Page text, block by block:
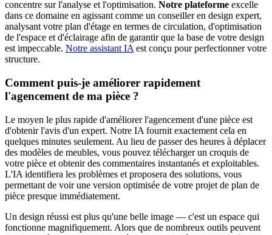
concentre sur l'analyse et l'optimisation. Notre plateforme excelle
dans ce domaine en agissant comme un conseiller en design expert,
analysant votre plan d'étage en termes de circulation, d'optimisation
de l'espace et d'éclairage afin de garantir que la base de votre design
est impeccable. Notre assistant IA est conçu pour perfectionner votre
structure.
Comment puis-je améliorer rapidement
l'agencement de ma pièce ?
Le moyen le plus rapide d'améliorer l'agencement d'une pièce est
d'obtenir l'avis d'un expert. Notre IA fournit exactement cela en
quelques minutes seulement. Au lieu de passer des heures à déplacer
des modèles de meubles, vous pouvez télécharger un croquis de
votre pièce et obtenir des commentaires instantanés et exploitables.
L'IA identifiera les problèmes et proposera des solutions, vous
permettant de voir une version optimisée de votre projet de plan de
pièce presque immédiatement.
Un design réussi est plus qu'une belle image — c'est un espace qui
fonctionne magnifiquement. Alors que de nombreux outils peuvent